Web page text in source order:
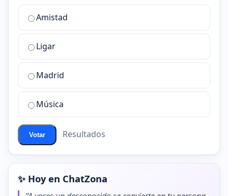
¿Cuál
la
mejor
sala
chat
ChatZona?
Amistad
Ligar
Madrid
Música
Votar Resultados
✨ Hoy en ChatZona